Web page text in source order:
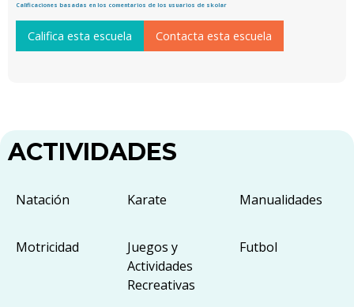
Calificaciones basadas en los comentarios de los usuarios de skolar
Califica esta escuela Contacta esta escuela
ACTIVIDADES
Natación Karate Manualidades
Motricidad
Juegos y
Actividades
Recreativas
Futbol